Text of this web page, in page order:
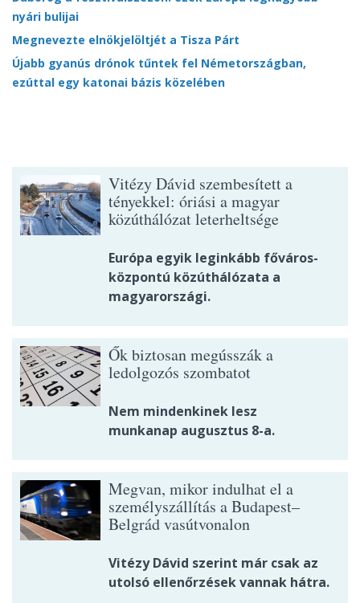
nyári bulijai
Megnevezte elnökjelöltjét a Tisza Párt
Újabb gyanús drónok tűntek fel Németországban,
ezúttal egy katonai bázis közelében
Vitézy Dávid szembesített a
tényekkel: óriási a magyar
közúthálózat leterheltsége
Európa egyik leginkább főváros-
központú közúthálózata a
magyarországi.
Ők biztosan megússzák a
ledolgozós szombatot
Nem mindenkinek lesz
munkanap augusztus 8-a.
Megvan, mikor indulhat el a
személyszállítás a Budapest–
Belgrád vasútvonalon
Vitézy Dávid szerint már csak az
utolsó ellenőrzések vannak hátra.